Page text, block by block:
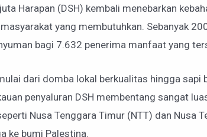
Harapan (DSH) kembali menebarkan
yang membutuhkan. Sebanyak
bagi 7.632 penerima manfaat yang
dari domba lokal berkualitas hingga sapi
penyaluran DSH membentang sangat
Nusa Tenggara Timur (NTT) dan Nusa
ke bumi Palestina.